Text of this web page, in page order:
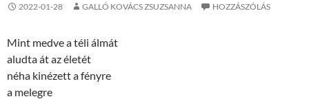
2022-01-28 GALLÓ KOVÁCS ZSUZSANNA HOZZÁSZÓLÁS
Mint medve a téli álmát
aludta át az életét
néha kinézett a fényre
a melegre